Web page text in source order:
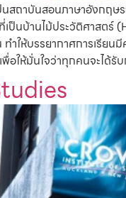
าบันสอนภาษาอังกฤษ
เป็นบ้านไม้ประวัติศาส
ห้บรรยากาศการเรียน
อให้มั่นใจว่าทุกคนจะได้